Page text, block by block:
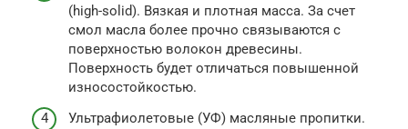
(high-solid). Вязкая и плотная масса. За счет
смол масла более прочно связываются с
поверхностью волокон древесины.
Поверхность будет отличаться повышенной
износостойкостью.
Ультрафиолетовые (УФ) масляные пропитки.